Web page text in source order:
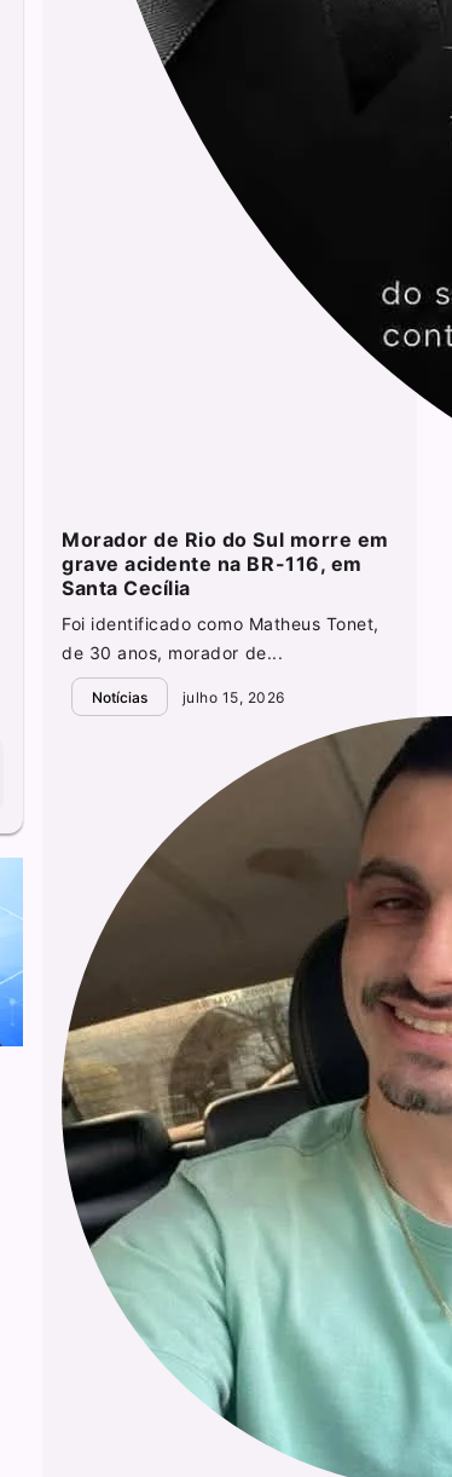
Morador de Rio do Sul morre em
grave acidente na BR-116, em
Santa Cecília
Foi identificado como Matheus Tonet,
de 30 anos, morador de...
Notícias julho 15, 2026